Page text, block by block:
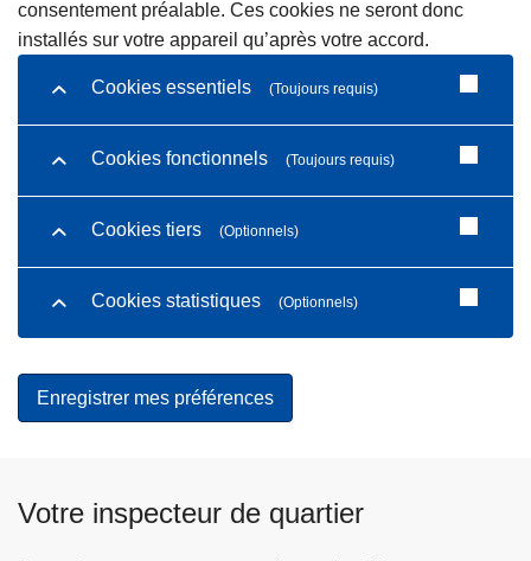
consentement préalable. Ces cookies ne seront donc
installés sur votre appareil qu’après votre accord.
Cookies essentiels (Toujours requis)
Cookies fonctionnels (Toujours requis)
Cookies tiers (Optionnels)
Cookies statistiques (Optionnels)
Votre inspecteur de quartier